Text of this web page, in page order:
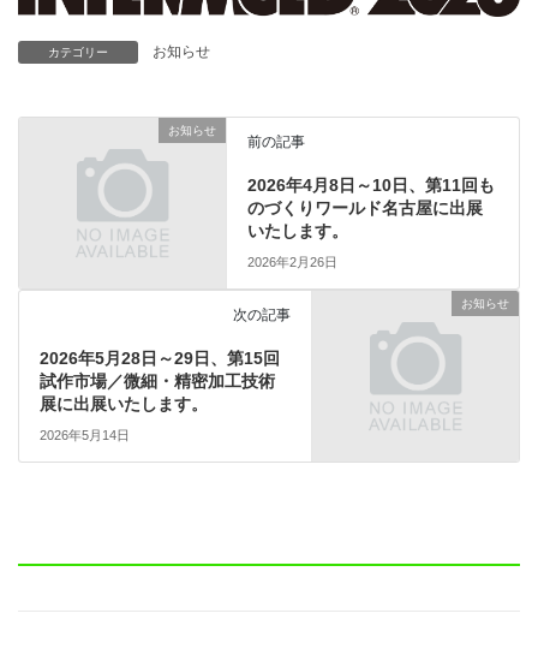
カテゴリー お知らせ
お知らせ
前の記事
2026年4月8日～10日、第11回も
のづくりワールド名古屋に出展
いたします。
2026年2月26日
お知らせ
次の記事
2026年5月28日～29日、第15回
試作市場／微細・精密加工技術
展に出展いたします。
2026年5月14日